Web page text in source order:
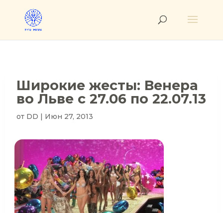
Широкие жесты: Венера
во Льве с 27.06 по 22.07.13
от DD | Июн 27, 2013